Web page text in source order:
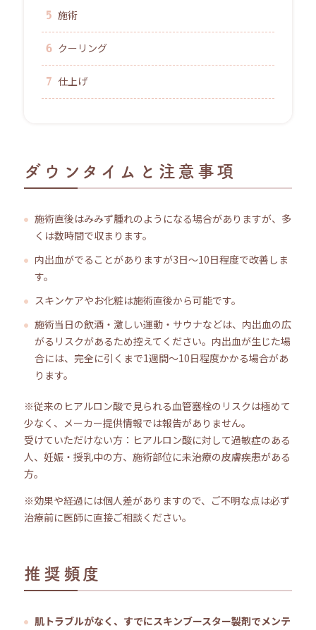
施術
クーリング
仕上げ
ダウンタイムと注意事項
施術直後はみみず腫れのようになる場合がありますが、多
くは数時間で収まります。
内出血がでることがありますが3日～10日程度で改善しま
す。
スキンケアやお化粧は施術直後から可能です。
施術当日の飲酒・激しい運動・サウナなどは、内出血の広
がるリスクがあるため控えてください。内出血が生じた場
合には、完全に引くまで1週間～10日程度かかる場合があ
ります。
※従来のヒアルロン酸で見られる血管塞栓のリスクは極めて
少なく、メーカー提供情報では報告がありません。
受けていただけない方：ヒアルロン酸に対して過敏症のある
人、妊娠・授乳中の方、施術部位に未治療の皮膚疾患がある
方。
※効果や経過には個人差がありますので、ご不明な点は必ず
治療前に医師に直接ご相談ください。
推奨頻度
肌トラブルがなく、すでにスキンブースター製剤でメンテ